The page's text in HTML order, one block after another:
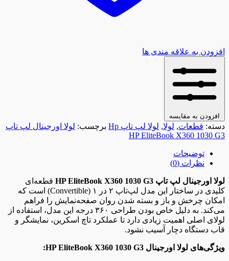
افزودن به علاقه مندی ها
افزودن به مقایسه
دسته: قطعات, لولا, لولا لپ تاپ Hp برچسب: لولا اورجینال لپ تاپ
HP EliteBook X360 1030 G3
توضیحات
نظرات (0)
لولا اورجینال لپ تاپ HP EliteBook X360 1030 G3
قطعه‌ای
کلیدی در ساختار این مدل لپ‌تاپ ۲ در ۱ (Convertible) است که
امکان چرخش و باز و بسته شدن روان صفحه‌نمایش را فراهم
می‌کند. به دلیل خاص بودن طراحی ۳۶۰ درجه این مدل، استفاده از
لولای اصلی اهمیت زیادی دارد تا عملکرد تاچ اسکرین، نمایشگر و
قاب دستگاه دچار آسیب نشود.
ویژگی‌های لولا اورجینال HP EliteBook X360 1030 G3: